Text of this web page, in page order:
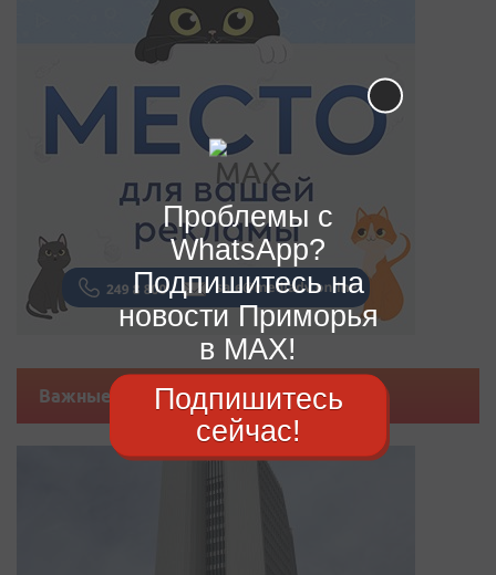
Важные новости
Проблемы с
WhatsApp?
Подпишитесь на
новости Приморья
в MAX!
Подпишитесь
сейчас!